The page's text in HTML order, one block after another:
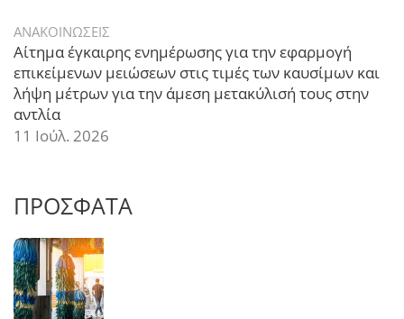
ΑΝΑΚΟΙΝΩΣΕΙΣ
Αίτημα έγκαιρης ενημέρωσης για την εφαρμογή
επικείμενων μειώσεων στις τιμές των καυσίμων και
λήψη μέτρων για την άμεση μετακύλισή τους στην
αντλία
11 Ιούλ. 2026
ΠΡΟΣΦΑΤΑ